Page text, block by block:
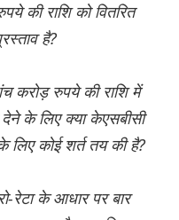
की राशि को वितरित
है?
करोड़ रुपये की राशि में
के लिए क्या केएसबीसी
लिए कोई शर्त तय की है?
रेटा के आधार पर बार